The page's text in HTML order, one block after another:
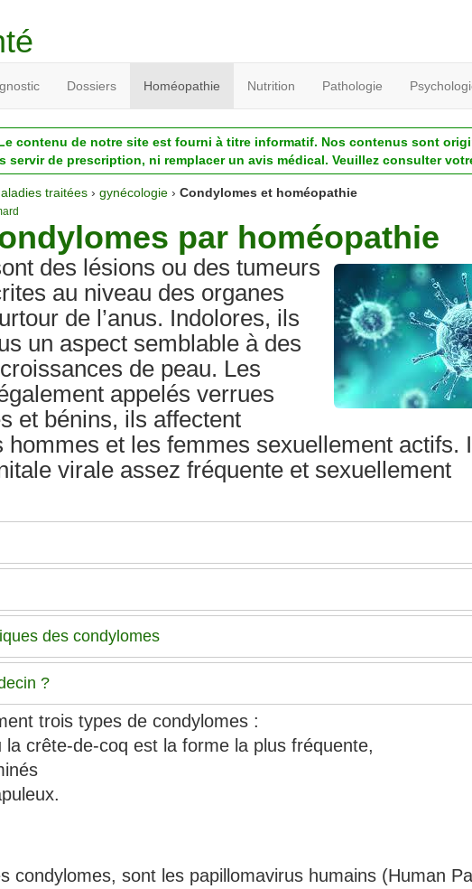
Dossiers Homéopathie Nutrition Pathologie
contenu de notre site est fourni à titre informatif. Nos contenus sont
servir de prescription, ni remplacer un avis médical. Veuillez consulter
traitées › gynécologie › Condylomes et homéopathie
par homéopathie
des lésions ou des tumeurs
au niveau des organes
de l’anus. Indolores, ils
un aspect semblable à des
de peau. Les
appelés verrues
et bénins, ils affectent
et les femmes sexuellement actifs.
virale assez fréquente et sexuellement
des condylomes
?
trois types de condylomes :
la crête-de-coq est la forme la plus fréquente,
condylomes, sont les papillomavirus humains (Human